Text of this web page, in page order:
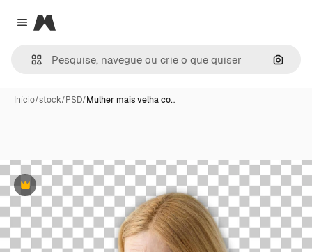
Close menu
Magnific
Início/stock/PSD/Mulher mais velha co…
Premium